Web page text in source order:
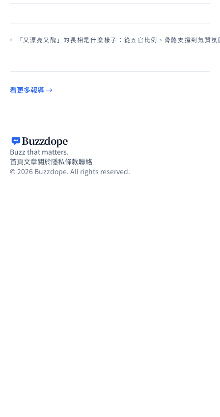
← 「又漂亮又醜」的長相是什麼樣子：從五官比例、骨骼支撐到氣質
看更多報導 →
Buzzdope
Buzz that matters.
首頁文章關於隱私條款聯絡
© 2026 Buzzdope. All rights reserved.